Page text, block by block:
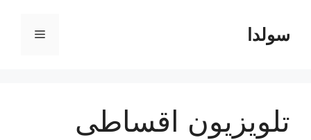
محتواسولدا فهرست
تلویزیون اقساطی